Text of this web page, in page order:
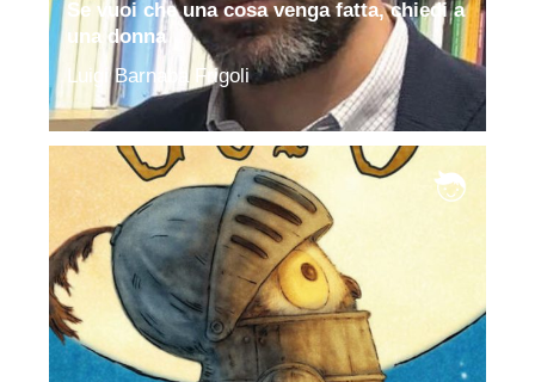
Se vuoi che una cosa venga fatta, chiedi a
una donna
Luigi Barnaba Frigoli